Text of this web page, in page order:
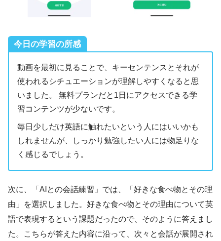
今日の学習の所感
動画を最初に見ることで、キーセンテンスとそれが
使われるシチュエーションが理解しやすくなると思
いました。 無料プランだと1日にアクセスできる学
習コンテンツが少ないです。
毎日少しだけ英語に触れたいという人にはいいかも
しれませんが、しっかり勉強したい人には物足りな
く感じるでしょう。
次に、「AIとの会話練習」では、「好きな食べ物とその理
由」を選択しました。好きな食べ物とその理由について英
語で表現するという課題だったので、そのように答えまし
た。こちらが答えた内容に沿って、次々と会話が展開され